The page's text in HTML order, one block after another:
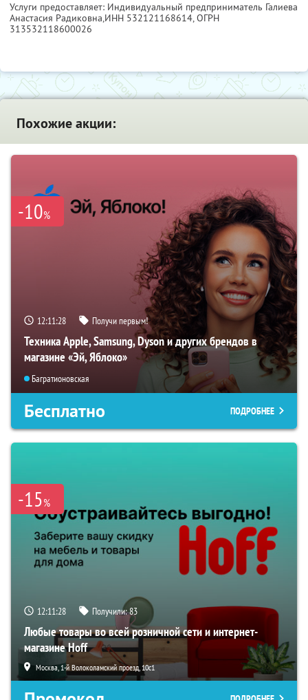
Услуги предоставляет: Индивидуальный предприниматель Галиева
Анастасия Радиковна,ИНН 532121168614, ОГРН
313532118600026
Похожие акции:
-10%
12:11:27 Получи первым!
Техника Apple, Samsung, Dyson и других брендов в
магазине «Эй, Яблоко»
Багратионовская
Бесплатно ПОДРОБНЕЕ
-15%
12:11:27 Получили:83
Любые товары во всей розничной сети и интернет-
магазине Hoff
Москва, 1-й Волоколамский проезд, 10с1